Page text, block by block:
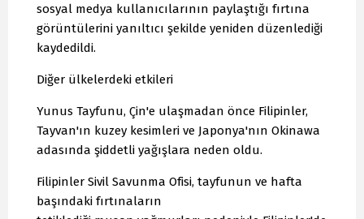
sosyal medya kullanıcılarının paylaştığı fırtına
görüntülerini yanıltıcı şekilde yeniden düzenlediği
kaydedildi.
Diğer ülkelerdeki etkileri
Yunus Tayfunu, Çin'e ulaşmadan önce Filipinler,
Tayvan'ın kuzey kesimleri ve Japonya'nın Okinawa
adasında şiddetli yağışlara neden oldu.
Filipinler Sivil Savunma Ofisi, tayfunun ve hafta
başındaki fırtınaların